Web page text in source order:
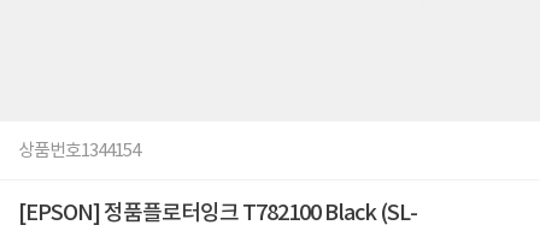
상품번호1344154
[EPSON] 정품플로터잉크 T782100 Black (SL-